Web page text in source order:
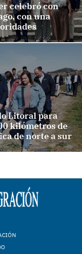
celebró con
con una
Litoral para
kilómetros de
de norte a sur